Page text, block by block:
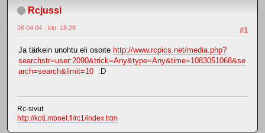
Rcjussi
#1
26.04.04 - klo: 18.28
Ja tärkein unohtu eli osoite http://www.rcpics.net/media.php?
searchstr=user:2090&trick=Any&type=Any&time=1083051068&se
arch=search&limit=10 :D
Rc-sivut
http://koti.mbnet.fi/rc1/index.htm